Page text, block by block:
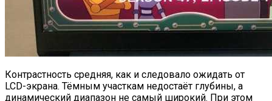
Контрастность средняя, как и следовало ожидать от
LCD-экрана. Тёмным участкам недостаёт глубины, а
динамический диапазон не самый широкий. При этом